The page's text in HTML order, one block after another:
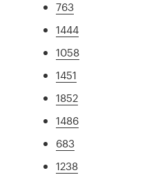
763
1444
1058
1451
1852
1486
683
1238